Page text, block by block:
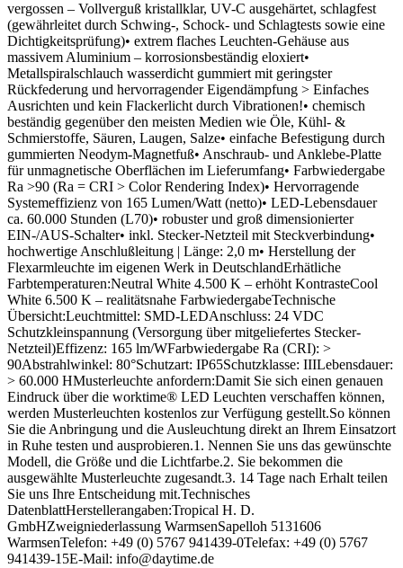
vergossen – Vollverguß kristallklar, UV-C ausgehärtet, schlagfest
(gewährleitet durch Schwing-, Schock- und Schlagtests sowie eine
Dichtigkeitsprüfung)• extrem flaches Leuchten-Gehäuse aus
massivem Aluminium – korrosionsbeständig eloxiert•
Metallspiralschlauch wasserdicht gummiert mit geringster
Rückfederung und hervorragender Eigendämpfung > Einfaches
Ausrichten und kein Flackerlicht durch Vibrationen!• chemisch
beständig gegenüber den meisten Medien wie Öle, Kühl- &
Schmierstoffe, Säuren, Laugen, Salze• einfache Befestigung durch
gummierten Neodym-Magnetfuß• Anschraub- und Anklebe-Platte
für unmagnetische Oberflächen im Lieferumfang• Farbwiedergabe
Ra >90 (Ra = CRI > Color Rendering Index)• Hervorragende
Systemeffizienz von 165 Lumen/Watt (netto)• LED-Lebensdauer
ca. 60.000 Stunden (L70)• robuster und groß dimensionierter
EIN-/AUS-Schalter• inkl. Stecker-Netzteil mit Steckverbindung•
hochwertige Anschlußleitung | Länge: 2,0 m• Herstellung der
Flexarmleuchte im eigenen Werk in DeutschlandErhätliche
Farbtemperaturen:Neutral White 4.500 K – erhöht KontrasteCool
White 6.500 K – realitätsnahe FarbwiedergabeTechnische
Übersicht:Leuchtmittel: SMD-LEDAnschluss: 24 VDC
Schutzkleinspannung (Versorgung über mitgeliefertes Stecker-
Netzteil)Effizenz: 165 lm/WFarbwiedergabe Ra (CRI): >
90Abstrahlwinkel: 80°Schutzart: IP65Schutzklasse: IIILebensdauer:
> 60.000 HMusterleuchte anfordern:Damit Sie sich einen genauen
Eindruck über die worktime® LED Leuchten verschaffen können,
werden Musterleuchten kostenlos zur Verfügung gestellt.So können
Sie die Anbringung und die Ausleuchtung direkt an Ihrem Einsatzort
in Ruhe testen und ausprobieren.1. Nennen Sie uns das gewünschte
Modell, die Größe und die Lichtfarbe.2. Sie bekommen die
ausgewählte Musterleuchte zugesandt.3. 14 Tage nach Erhalt teilen
Sie uns Ihre Entscheidung mit.Technisches
DatenblattHerstellerangaben:Tropical H. D.
GmbHZweigniederlassung WarmsenSapelloh 5131606
WarmsenTelefon: +49 (0) 5767 941439-0Telefax: +49 (0) 5767
941439-15E-Mail: info@daytime.de